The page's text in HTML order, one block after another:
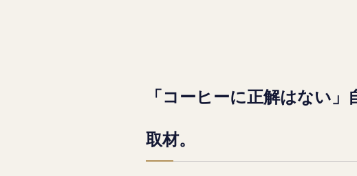
「コーヒーに正解はない
取材。